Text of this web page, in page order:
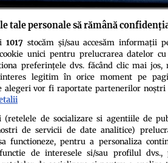
Politica de
tale personale să rămână
1017 stocăm și/sau accesăm informații
unici pentru prelucrarea datelor cu
preferințele dvs. făcând clic mai jos,
legitim în orice moment pe
alegeri vor fi raportate partenerilor noștri
de socializare si agentiile de
de servicii de date analitice)
functioneze, pentru a personaliza
de interesele si/sau profilul